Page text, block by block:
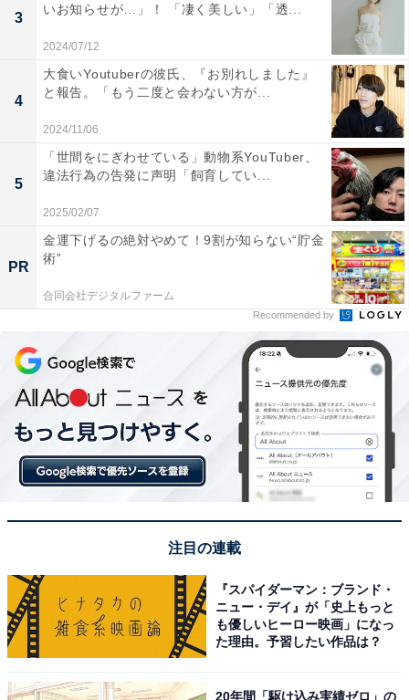
3
いお知らせが…」！ 「凄く美しい」「透...
2024/07/12
4
大食いYoutuberの彼氏、『お別れしました』
と報告。「もう二度と会わない方が...
2024/11/06
5
「世間をにぎわせている」動物系YouTuber、
違法行為の告発に声明「飼育してい...
2025/02/07
PR
金運下げるの絶対やめて！9割が知らない“貯金
術”
合同会社デジタルファーム
Recommended by
注目の連載
『スパイダーマン：ブランド・
ニュー・デイ』が「史上もっと
も優しいヒーロー映画」になっ
た理由。予習したい作品は？
20年間「駆け込み実績ゼロ」の